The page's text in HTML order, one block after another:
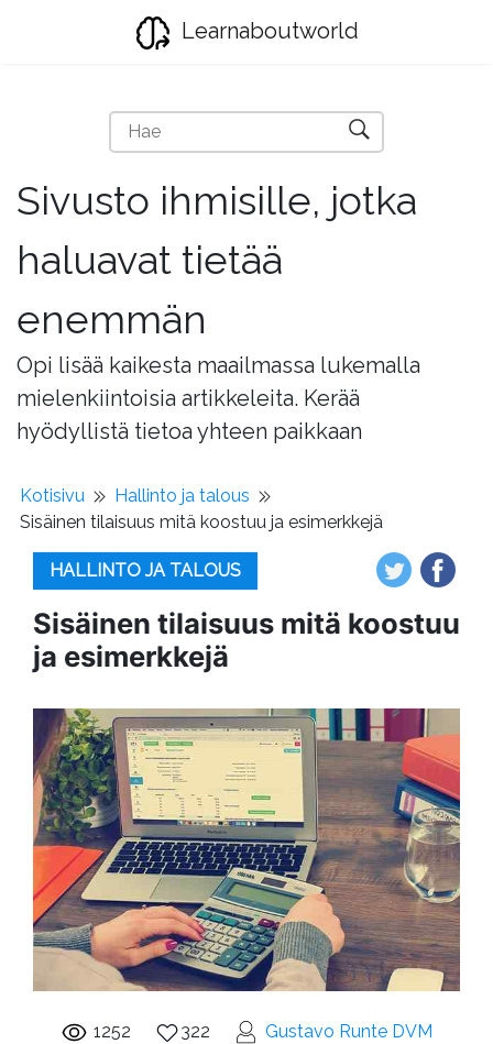
Learnaboutworld
Sivusto ihmisille, jotka
haluavat tietää
enemmän
Opi lisää kaikesta maailmassa lukemalla
mielenkiintoisia artikkeleita. Kerää
hyödyllistä tietoa yhteen paikkaan
Kotisivu
Hallinto ja talous
Sisäinen tilaisuus mitä koostuu ja esimerkkejä
HALLINTO JA TALOUS
Sisäinen tilaisuus mitä koostuu
ja esimerkkejä
1252 322 Gustavo Runte DVM